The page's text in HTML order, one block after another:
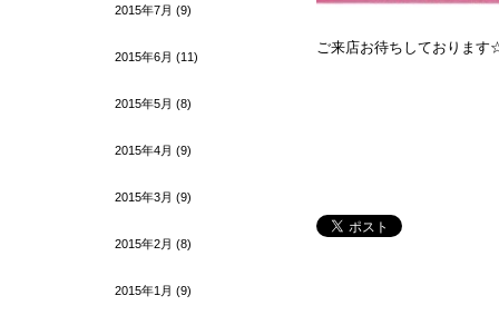
2015年7月 (9)
2015年6月 (11)
2015年5月 (8)
2015年4月 (9)
2015年3月 (9)
2015年2月 (8)
2015年1月 (9)
ご来店お待ちしております